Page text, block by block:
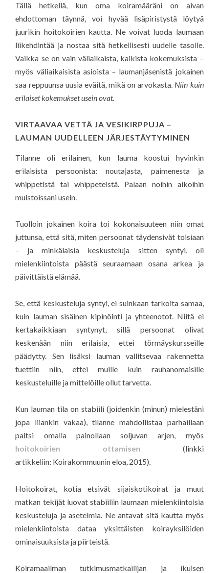
Tällä hetkellä, kun oma koiramääräni on aivan
ehdottoman täynnä, voi hyvää lisäpiristystä löytyä
juurikin hoitokoirien kautta. Ne voivat luoda laumaan
liikehdintää ja nostaa sitä hetkellisesti uudelle tasolle.
Vaikka se on vain väliaikaista, kaikista kokemuksista –
myös väliaikaisista asioista – laumanjäsenistä jokainen
saa reppuunsa uusia eväitä, mikä on arvokasta. Niin kuin
erilaiset kokemukset usein ovat.
VIRTAAVAA VETTÄ JA VESIKIRPPUJA –
LAUMAN UUDELLEEN JÄRJESTÄYTYMINEN
Tilanne oli erilainen, kun lauma koostui hyvinkin
erilaisista persoonista: noutajasta, paimenesta ja
whippetistä tai whippeteistä. Palaan noihin aikoihin
muistoissani usein.
Tuolloin jokainen koira toi kokonaisuuteen niin omat
juttunsa, että sitä, miten persoonat täydensivät toisiaan
– ja minkälaisia keskusteluja sitten syntyi, oli
mielenkiintoista päästä seuraamaan osana arkea ja
päivittäistä elämää.
Se, että keskusteluja syntyi, ei suinkaan tarkoita samaa,
kuin lauman sisäinen kipinöinti ja yhteenotot. Niitä ei
kertakaikkiaan syntynyt, sillä persoonat olivat
keskenään niin erilaisia, ettei törmäyskursseille
päädytty. Sen lisäksi lauman vallitsevaa rakennetta
tuettiin niin, ettei muille kuin rauhanomaisille
keskusteluille ja mittelöille ollut tarvetta.
Kun lauman tila on stabiili (joidenkin (minun) mielestäni
jopa liiankin vakaa), tilanne mahdollistaa parhaillaan
paitsi omalla painollaan soljuvan arjen, myös
hoitokoirien ottamisen (linkki
artikkeliin: Koirakommuunin eloa, 2015).
Hoitokoirat, kotia etsivät sijaiskotikoirat ja muut
matkan tekijät luovat stabiiliin laumaan mielenkiintoisia
keskusteluja ja asetelmia. Ne antavat sitä kautta myös
mielenkiintoista dataa yksittäisten koirayksilöiden
ominaisuuksista ja piirteistä.
Koiramaailman tutkimusmatkailijan ja ikuisen